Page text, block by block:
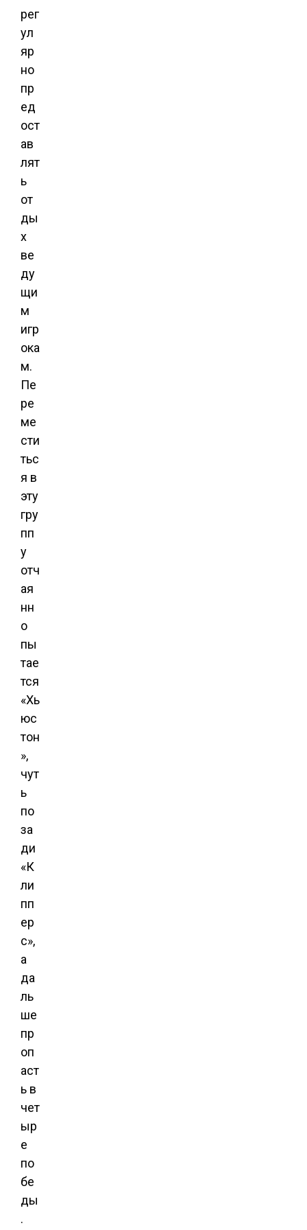
рег
ул
яр
но
пр
ед
ост
ав
лят
ь
от
ды
х
ве
ду
щи
м
игр
ока
м.
Пе
ре
ме
сти
тьс
я в
эту
гру
пп
у
отч
ая
нн
о
пы
тае
тся
«Хь
юс
тон
»,
чут
ь
по
за
ди
«К
ли
пп
ер
с»,
а
да
ль
ше
пр
оп
аст
ь в
чет
ыр
е
по
бе
ды
.